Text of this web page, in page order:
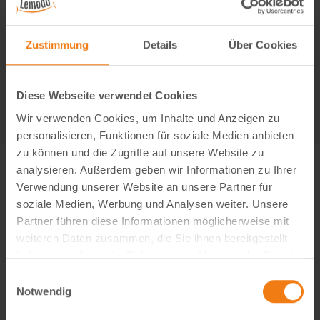
Zustimmung Details Über Cookies
Diese Webseite verwendet Cookies
Wir verwenden Cookies, um Inhalte und Anzeigen zu
personalisieren, Funktionen für soziale Medien anbieten
zu können und die Zugriffe auf unsere Website zu
analysieren. Außerdem geben wir Informationen zu Ihrer
Verwendung unserer Website an unsere Partner für
soziale Medien, Werbung und Analysen weiter. Unsere
Partner führen diese Informationen möglicherweise mit
weiteren Daten zusammen, die Sie ihnen bereitgestellt
haben oder die sie im Rahmen Ihrer Nutzung der Dienste
Notwendig
Kontaktformular